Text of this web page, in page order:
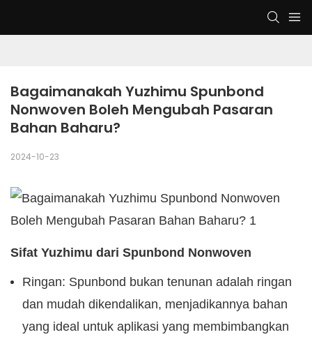
Bagaimanakah Yuzhimu Spunbond
Nonwoven Boleh Mengubah Pasaran
Bahan Baharu?
2024-10-23
Sifat Yuzhimu dari Spunbond Nonwoven
Ringan: Spunbond bukan tenunan adalah ringan
dan mudah dikendalikan, menjadikannya bahan
yang ideal untuk aplikasi yang membimbangkan